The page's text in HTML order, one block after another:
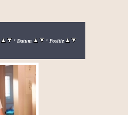
• Datum • Positie